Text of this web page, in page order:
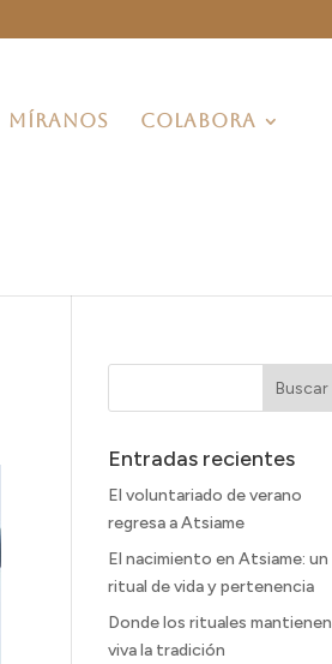
MÍRANOS COLABORA
Entradas recientes
El voluntariado de verano
regresa a Atsiame
El nacimiento en Atsiame: un
ritual de vida y pertenencia
Donde los rituales mantienen
viva la tradición